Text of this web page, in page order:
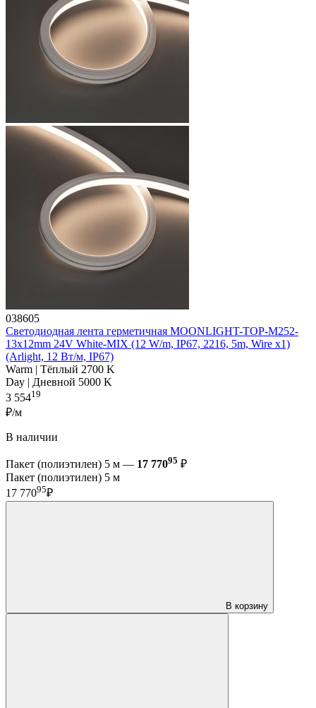
038605
Светодиодная лента герметичная MOONLIGHT-TOP-M252-
13x12mm 24V White-MIX (12 W/m, IP67, 2216, 5m, Wire x1)
(Arlight, 12 Вт/м, IP67)
Warm | Тёплый 2700 K
Day | Дневной 5000 K
3 55419
₽/м
В наличии
Пакет (полиэтилен) 5 м — 17 77095 ₽
Пакет (полиэтилен) 5 м
17 77095₽
В корзину